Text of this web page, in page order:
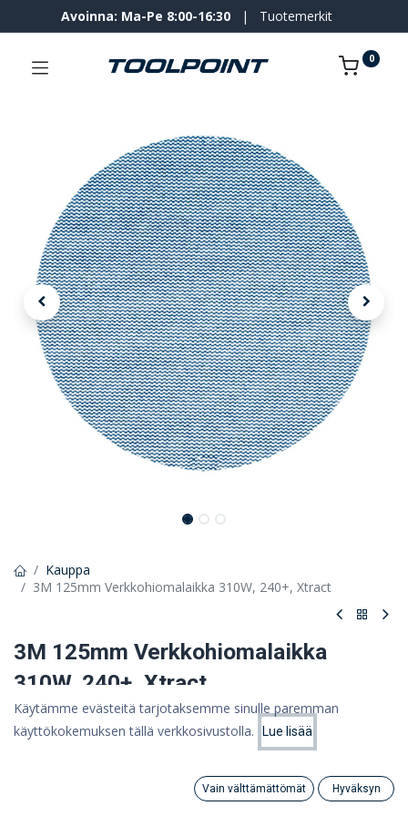
Hinta:
Lisää ostoskoriin
Category
Avoinna: Ma-Pe 8:00-16:30 | Tuotemerkit
0
Kauppa
3M 125mm Verkkohiomalaikka 310W, 240+, Xtract
3M 125mm Verkkohiomalaikka
310W, 240+, Xtract
Xtract Net Disc 310W: tehokas pölynpoisto ja hiomateho
0,35 €
Käytämme evästeitä tarjotaksemme sinulle paremman
käyttökokemuksen tällä verkkosivustolla.
Lue lisää
Vain välttämättömät Hyväksyn